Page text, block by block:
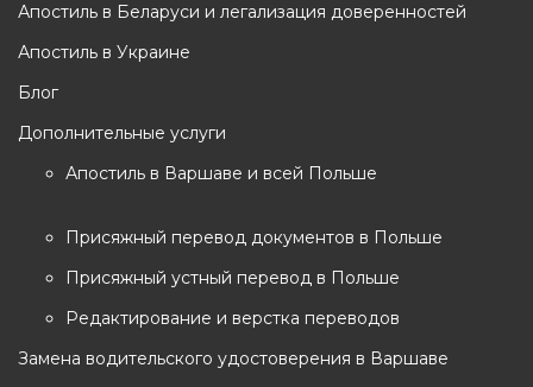
и
с
я
м
Апостиль в Беларуси и легализация доверенностей
Апостиль в Украине
Блог
Дополнительные услуги
Апостиль в Варшаве и всей Польше
Присяжный перевод документов в Польше
Присяжный устный перевод в Польше
Редактирование и верстка переводов
Замена водительского удостоверения в Варшаве